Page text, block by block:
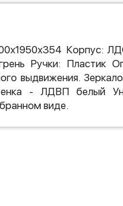
Корпус:
Ручки: Пластик
выдвижения.
- ЛДВП белый
виде.